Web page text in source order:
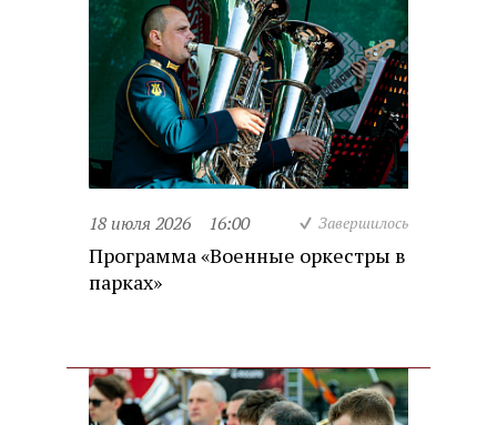
18 июля 2026 16:00 Завершилось
Программа «Военные оркестры в
парках»